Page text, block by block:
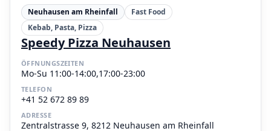
Neuhausen am Rheinfall
Fast Food
Kebab, Pasta, Pizza
Speedy Pizza Neuhausen
ÖFFNUNGSZEITEN
Mo-Su 11:00-14:00,17:00-23:00
TELEFON
+41 52 672 89 89
ADRESSE
Zentralstrasse 9, 8212 Neuhausen am Rheinfall